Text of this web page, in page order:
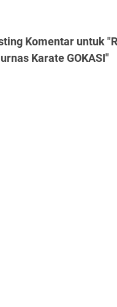
Komentar untuk
Karate GOKASI"